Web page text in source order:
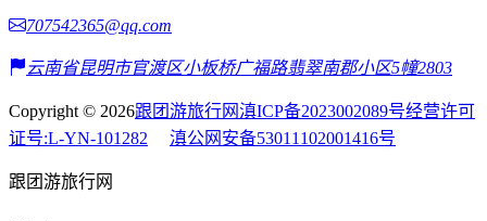
707542365@qq.com
云南省昆明市官渡区小板桥广福路翡翠南郡小区5幢2803
Copyright © 2026跟团游旅行网滇ICP备2023002089号经营许可
证号:L-YN-101282
滇公网安备53011102001416号
跟团游旅行网